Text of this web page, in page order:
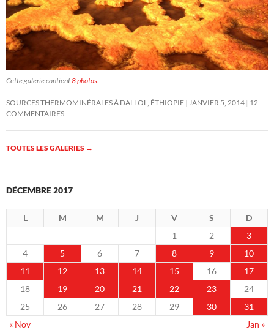
Cette galerie contient8 photos
SOURCES THERMOMINÉRALES À DALLOL, ÉTHIOPIE JANVIER 5, 2014 12
COMMENTAIRES
TOUTES LES GALERIES →
DÉCEMBRE 2017
L M M J V S
D
1
2
3
4
5 6 7 8 9
10
11
12 13 14 15 16
17
18
19 20 21 22 23
24
25
26 27 28 29 30
31
« Nov
Jan »